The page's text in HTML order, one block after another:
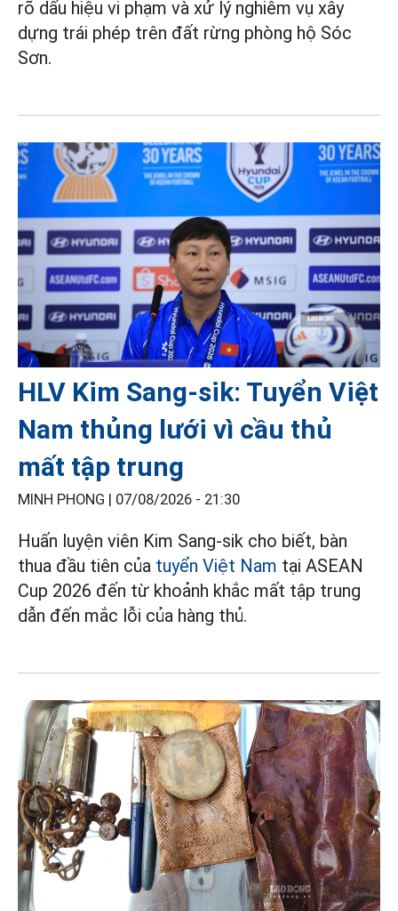
rõ dấu hiệu vi phạm và xử lý nghiêm vụ xây
dựng trái phép trên đất rừng phòng hộ Sóc
Sơn.
HLV Kim Sang-sik: Tuyển Việt
Nam thủng lưới vì cầu thủ
mất tập trung
MINH PHONG | 07/08/2026 - 21:30
Huấn luyện viên Kim Sang-sik cho biết, bàn
thua đầu tiên của tuyển Việt Nam tại ASEAN
Cup 2026 đến từ khoảnh khắc mất tập trung
dẫn đến mắc lỗi của hàng thủ.